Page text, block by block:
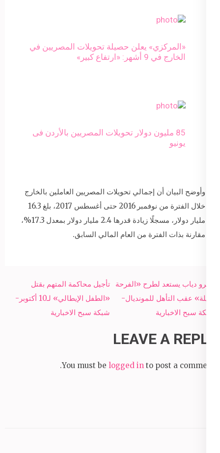
«المركزي» يعلن حصيلة تحويلات المصريين في
الخارج في 9 أشهر: «ارتفاع كبير»
85 مليون دولار تحويلات المصريين بالأردن فى
يونيو
وأوضح البيان أن إجمالي تحويلات المصريين العاملين بالخارج
خلال الفترة من نوفمبر 2016 حتى أغسطس 2017، بلغ 16.3
مليار دولار، مسجلًا زيادة قدرها 2.4 مليار دولار بمعدل 17.3%،
مقارنة بذات الفترة من العام المالي السابق.
Post
navigation
تأجيل محاكمة المتهم بقتل
«الطفل الإيطالي» لـ10 أكتوبر-
شبكة سبح الاخبارية
عمرو دياب يستعد لطرح «الفرحة
الليلة» عقب التأهل للمونديال-
شبكة سبح الاخبارية
LEAVE A REPLY
You must be logged in to post a comment.